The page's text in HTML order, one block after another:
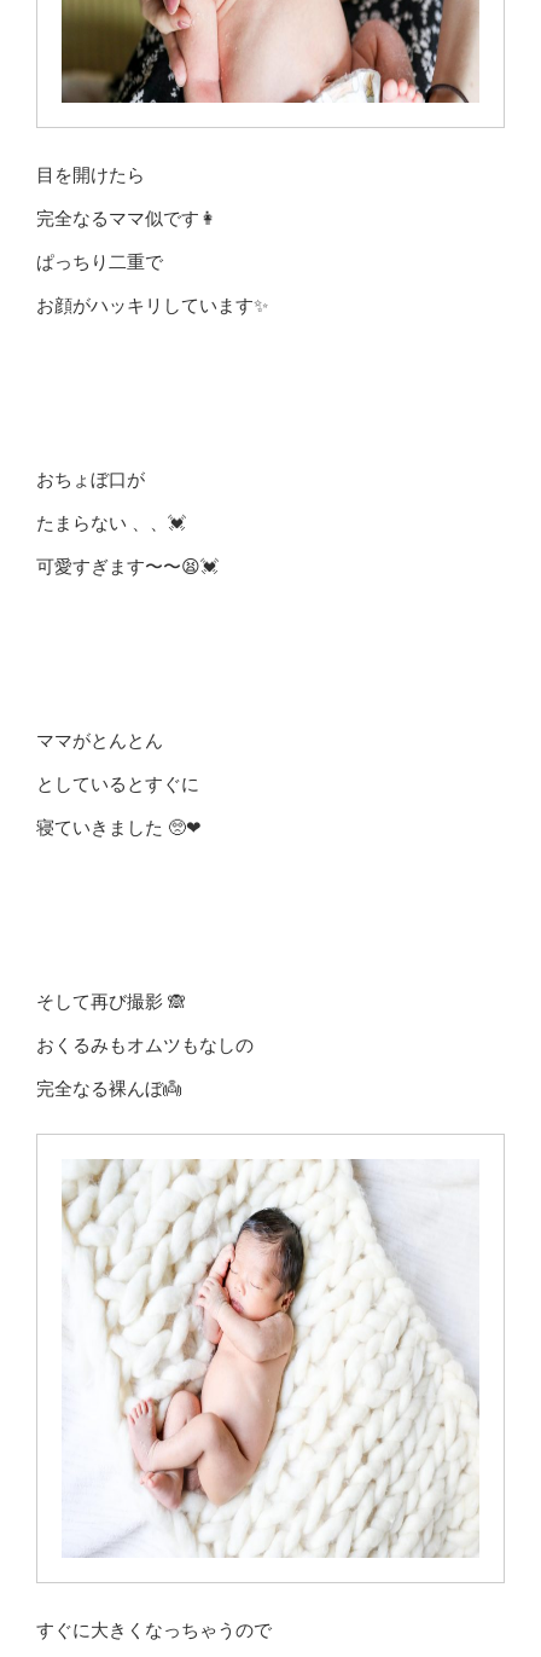
目を開けたら
完全なるママ似です👩
ぱっちり二重で
お顔がハッキリしています✨
おちょぼ口が
たまらない 、、💓
可愛すぎます〜〜😫💓
ママがとんとん
としているとすぐに
寝ていきました 🥺❤︎
そして再び撮影 🙈
おくるみもオムツもなしの
完全なる裸んぼ👼
すぐに大きくなっちゃうので